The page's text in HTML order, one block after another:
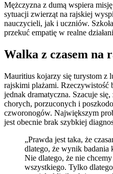
Mężczyzna z dumą wspiera
sytuacji zwierząt na rajskiej
nauczycieli, jak i uczniów.
przekuć empatię w realne
Walka z czasem na
Mauritius kojarzy się turystom z
rajskimi plażami. Rzeczywistość
jednak dramatyczna. Szacuje
chorych, porzuconych i
czworonogów. Największym
jest obecnie brak szybkiej
„Prawda jest taka, że
dlatego, że wynik badania
Nie dlatego, że nie
wszystkiego. Tylko